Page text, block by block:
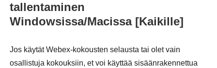
tallentaminen
Windowsissa/Macissa [Kaikille]
Jos käytät Webex-kokousten selausta tai olet vain
osallistuja kokouksiin, et voi käyttää sisäänrakennettua